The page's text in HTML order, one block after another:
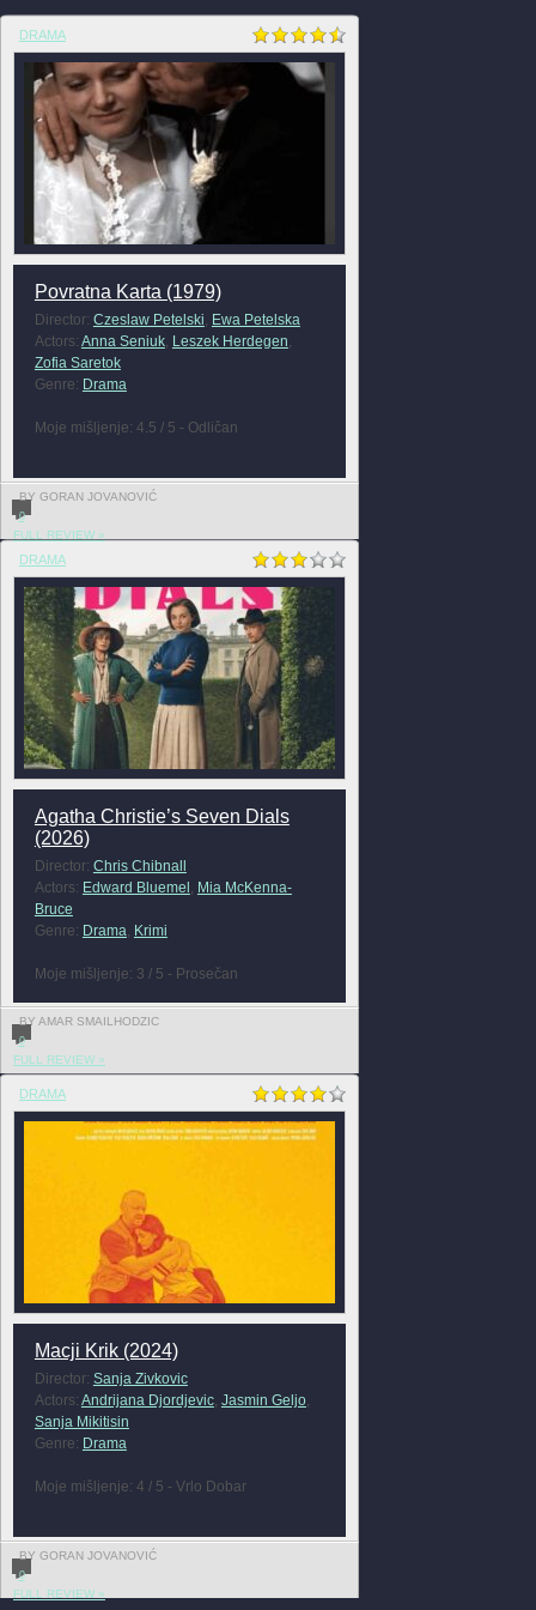
DRAMA
Povratna Karta (1979)
Director: Czeslaw Petelski, Ewa Petelska
Actors: Anna Seniuk, Leszek Herdegen,
Zofia Saretok
Genre: Drama
Moje mišljenje: 4.5 / 5 - Odličan
BY GORAN JOVANOVIĆ
0
FULL REVIEW »
DRAMA
Agatha Christie’s Seven Dials
(2026)
Director: Chris Chibnall
Actors: Edward Bluemel, Mia McKenna-
Bruce
Genre: Drama, Krimi
Moje mišljenje: 3 / 5 - Prosečan
BY AMAR SMAILHODZIC
0
FULL REVIEW »
DRAMA
Macji Krik (2024)
Director: Sanja Zivkovic
Actors: Andrijana Djordjevic, Jasmin Geljo,
Sanja Mikitisin
Genre: Drama
Moje mišljenje: 4 / 5 - Vrlo Dobar
BY GORAN JOVANOVIĆ
0
FULL REVIEW »